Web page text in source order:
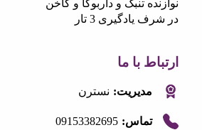
تنبک و داربوکا و کاخن
3 تار
با ما
مدیریت: نسترن
تماس: 09153382695